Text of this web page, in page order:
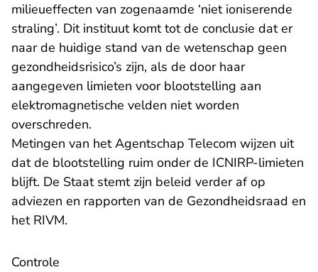
milieueffecten van zogenaamde ‘niet ioniserende
straling’. Dit instituut komt tot de conclusie dat er
naar de huidige stand van de wetenschap geen
gezondheidsrisico’s zijn, als de door haar
aangegeven limieten voor blootstelling aan
elektromagnetische velden niet worden
overschreden.
Metingen van het Agentschap Telecom wijzen uit
dat de blootstelling ruim onder de ICNIRP-limieten
blijft. De Staat stemt zijn beleid verder af op
adviezen en rapporten van de Gezondheidsraad en
het RIVM.
Controle